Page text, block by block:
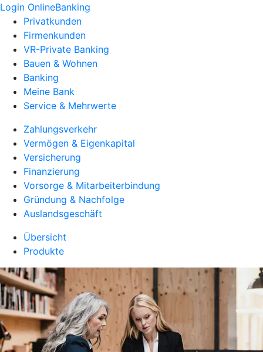
Login OnlineBanking
Privatkunden
Firmenkunden
VR-Private Banking
Bauen & Wohnen
Banking
Meine Bank
Service & Mehrwerte
Zahlungsverkehr
Vermögen & Eigenkapital
Versicherung
Finanzierung
Vorsorge & Mitarbeiterbindung
Gründung & Nachfolge
Auslandsgeschäft
Übersicht
Produkte